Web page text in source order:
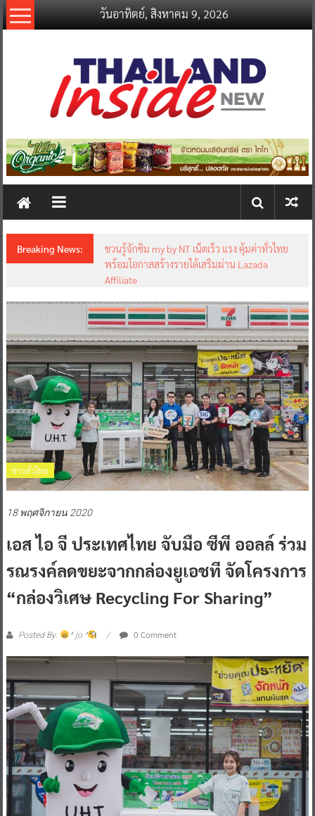
Skip
to
วันอาทิตย์, สิงหาคม 9, 2026
thailandinsidenew.com
Thailand
New
Breaking News:
ชวนรู้จักซิม my by NT เน็ตเร็ว แรง คุ้มค่าทั่วไทย
พร้อมโอกาสสร้างรายได้เสริมผ่าน Lazada
Affiliate
ข่าวทั่วไทย
18 พฤศจิกายน 2020
เอส ไอ จี ประเทศไทย จับมือ ซีพี ออลล์ ร่วม
รณรงค์ลดขยะจากกล่องยูเอชที จัดโครงการ
“กล่องวิเศษ Recycling For Sharing”
Posted By: ^ jo ^ 0 Comment